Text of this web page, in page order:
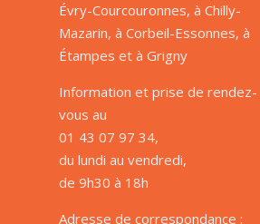
Évry-Courcouronnes, à Chilly-
Mazarin, à Corbeil-Essonnes, à
Étampes et à Grigny
Information et prise de rendez-
vous au
01 43 07 97 34,
du lundi au vendredi,
de 9h30 à 18h
Adresse de correspondance :